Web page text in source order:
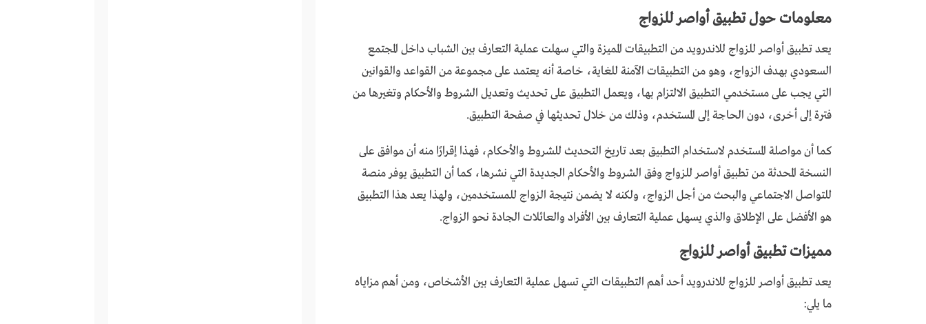
معلومات حول تطبيق أواصر للزواج
يعد تطبيق أواصر للزواج للاندرويد من التطبيقات المميزة والتي سهلت عملية التعارف بين الشباب داخل المجتمع
السعودي بهدف الزواج، وهو من التطبيقات الآمنة للغاية، خاصة أنه يعتمد على مجموعة من القواعد والقوانين
التي يجب على مستخدمي التطبيق الالتزام بها، ويعمل التطبيق على تحديث وتعديل الشروط والأحكام وتغيرها من
فترة إلى أخرى، دون الحاجة إلى المستخدم، وذلك من خلال تحديثها في صفحة التطبيق.
كما أن مواصلة المستخدم لاستخدام التطبيق بعد تاريخ التحديث للشروط والأحكام، فهذا إقرارًا منه أن موافق على
النسخة المحدثة من تطبيق أواصر للزواج وفق الشروط والأحكام الجديدة التي نشرها، كما أن التطبيق يوفر منصة
للتواصل الاجتماعي والبحث من أجل الزواج، ولكنه لا يضمن نتيجة الزواج للمستخدمين، ولهذا يعد هذا التطبيق
هو الأفضل على الإطلاق والذي يسهل عملية التعارف بين الأفراد والعائلات الجادة نحو الزواج.
مميزات تطبيق أواصر للزواج
يعد تطبيق أواصر للزواج للاندرويد أحد أهم التطبيقات التي تسهل عملية التعارف بين الأشخاص، ومن أهم مزاياه
ما يلي: